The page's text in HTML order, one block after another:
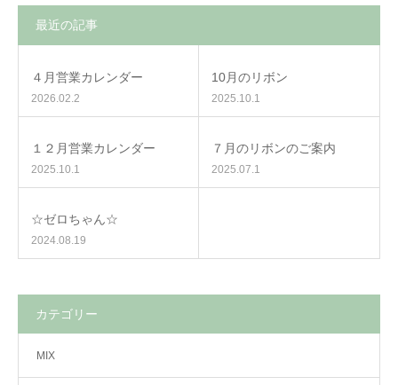
最近の記事
４月営業カレンダー
2026.02.2
10月のリボン
2025.10.1
１２月営業カレンダー
2025.10.1
７月のリボンのご案内
2025.07.1
☆ゼロちゃん☆
2024.08.19
カテゴリー
MIX